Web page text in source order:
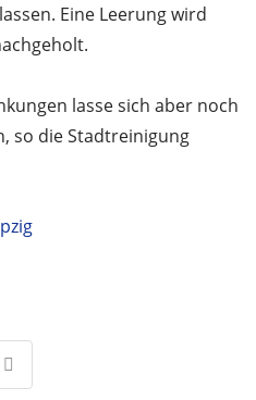
Eine Leerung wird
lasse sich aber noch
so die Stadtreinigung